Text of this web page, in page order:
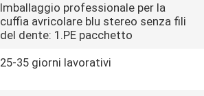
Imballaggio professionale per la
cuffia avricolare blu stereo senza fili
del dente: 1.PE pacchetto
25-35 giorni lavorativi